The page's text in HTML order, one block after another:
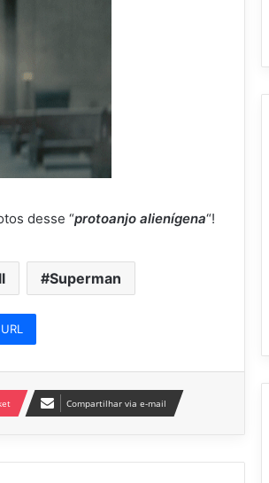
desse “protoanjo alienígena“!
Superman
Compartilhar via e-mail